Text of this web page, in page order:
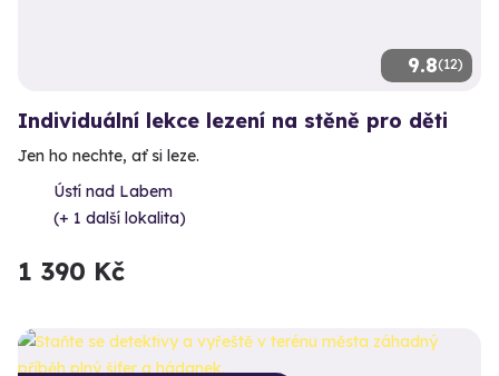
9.8(12)
Individuální lekce lezení na stěně pro děti
Jen ho nechte, ať si leze.
Ústí nad Labem
(+ 1 další lokalita)
1 390 Kč